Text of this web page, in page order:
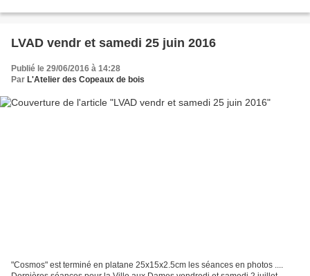
LVAD vendr et samedi 25 juin 2016
Publié le 29/06/2016 à 14:28
Par L'Atelier des Copeaux de bois
"Cosmos" est terminé en platane 25x15x2.5cm les séances en photos ....